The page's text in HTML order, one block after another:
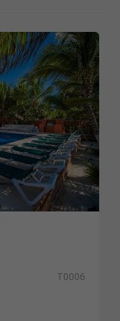
T0006